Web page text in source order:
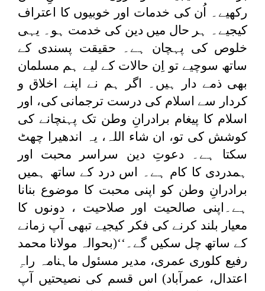
رکھیے۔ اُن کی خدمات اور خوبیوں کا اعتراف
کیجیے۔ ہر حال میں دین کی خدمت ہو۔ یہی
خلوص کی پہچان ہے۔ حقیقت پسندی کے
ساتھ سوچیے تو اِن حالات کے لیے ہم مسلمان
بھی ذمے دار ہیں۔ اگر ہم نے اپنے اخلاق و
کردار سے اسلام کی درست ترجمانی کی، اور
اسلام کا پیغام برادرانِ وطن تک پہنچانے کی
کوشش کی تو، ان شاء اللہ، یہ اندھیرا چھٹ
سکتا ہے۔ دعوتِ دین سراسر محبت اور
ہمدردی کا کام ہے۔ اس درد کے ساتھ ہمیں
برادرانِ وطن کو اپنی محبت کا موضوع بنانا
ہے۔اپنی صالحیت اور صلاحیت ، دونوں کا
معیار بلند کرنے کی فکر کیجیے تبھی آپ زمانے
کے ساتھ چل سکیں گے۔‘‘(بحوالہ مولانا محمد
رفیع کلوری عمری، مدیر مسئول ماہنامہ راہِ
اعتدال، عمرآباد) اس قسم کی نصیحتیں آپ